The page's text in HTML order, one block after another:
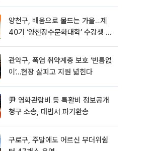
양천구, 배움으로 물드는 가을…제
40기 ‘양천장수문화대학’ 수강생 모
관악구, 폭염 취약계층 보호 ‘빈틈없
이’…현장 살피고 지원 넓힌다
尹 영화관람비 등 특활비 정보공개
청구 소송, 대법서 파기환송
구로구, 주말에도 어르신 무더위쉼